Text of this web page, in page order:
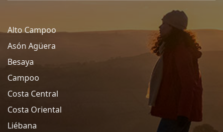
Alto Campoo
Asón Agüera
Besaya
Campoo
Costa Central
Costa Oriental
Liébana